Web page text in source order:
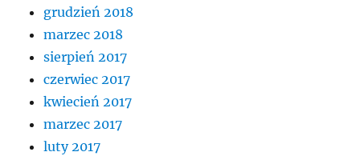
grudzień 2018
marzec 2018
sierpień 2017
czerwiec 2017
kwiecień 2017
marzec 2017
luty 2017